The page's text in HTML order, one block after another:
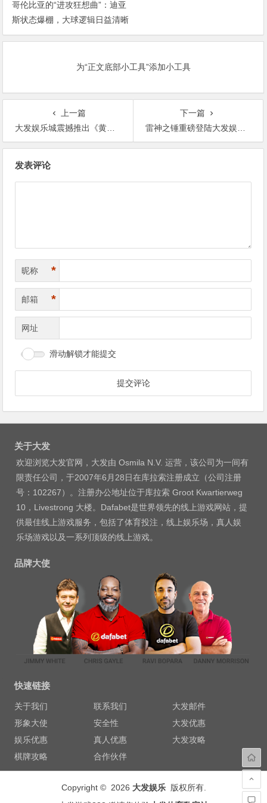
哥伦比亚的“进攻狂想曲”：迪亚
斯状态爆棚，大球逻辑日益清晰
为“正文底部小工具”添加小工具
上一篇
大发娱乐城震撼推出《黄金富矿》：重返淘金热潮，挖掘专属宝藏
下一篇
雷神之锤重磅登陆大发娱乐：唤醒雷霆之力，主宰神域战场！
发表评论
昵称 *
邮箱 *
网址
滑动解锁才能提交
关于大发
欢迎浏览大发官网，大发由 Osmila N.V. 运营，该公司为一间有
限责任公司，于2007年6月28日在库拉索注册成立（公司注册
号：102267）。注册办公地址位于库拉索 Groot Kwartierweg
10，Livestrong 大楼。Dafabet是世界领先的线上游戏网站，提
供最佳线上游戏服务，包括了体育投注，线上娱乐场，真人娱
乐场游戏以及一系列顶级的线上游戏。
品牌大使
快速链接
关于我们 联系我们
大发邮件
形象大使
安全性
大发优惠
娱乐优惠
真人优惠
大发攻略
棋牌攻略
合作伙伴
Copyright © 2026 大发娱乐版权所有.